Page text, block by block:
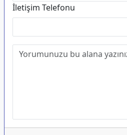
İletişim Telefonu